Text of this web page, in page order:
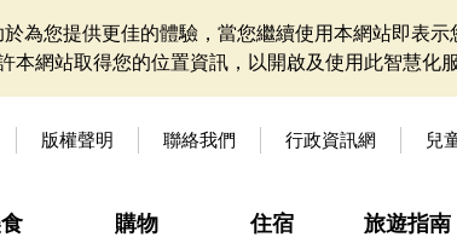
為您提供更佳的體驗，當您繼續使用本網站即表示
網站取得您的位置資訊，以開啟及使用此智慧化服
版權聲明 聯絡我們 行政資訊網 兒
購物 住宿 旅遊指南